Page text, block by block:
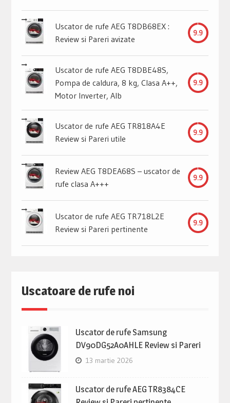
Uscator de rufe AEG T8DB68EX :
Review si Pareri avizate
9.9
Uscator de rufe AEG T8DBE48S,
Pompa de caldura, 8 kg, Clasa A++,
Motor Inverter, Alb
9.9
Uscator de rufe AEG TR818A4E
Review si Pareri utile
9.9
Review AEG T8DEA68S – uscator de
rufe clasa A+++
9.9
Uscator de rufe AEG TR718L2E
Review si Pareri pertinente
9.9
Uscatoare de rufe noi
Uscator de rufe Samsung
DV90DG52A0AHLE Review si Pareri
13 martie 2026
Uscator de rufe AEG TR8384CE